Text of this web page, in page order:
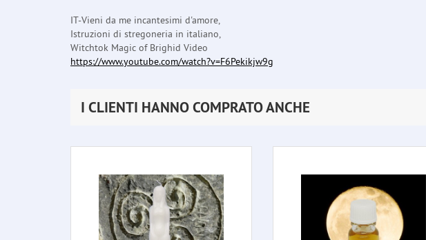
IT-Vieni da me incantesimi d'amore,
Istruzioni di stregoneria in italiano,
Witchtok Magic of Brighid Video
https://www.youtube.com/watch?v=F6Pekikjw9g
I CLIENTI HANNO COMPRATO ANCHE